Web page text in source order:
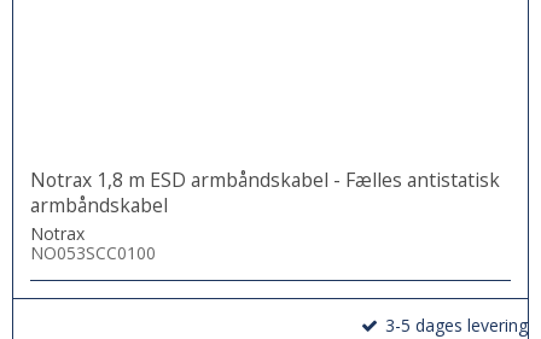
Notrax 1,8 m ESD armbåndskabel - Fælles antistatisk
armbåndskabel
Notrax
NO053SCC0100
3-5 dages levering